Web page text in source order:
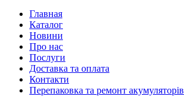
Главная
Каталог
Новини
Про нас
Послуги
Доставка та оплата
Контакти
Перепаковка та ремонт акумуляторів